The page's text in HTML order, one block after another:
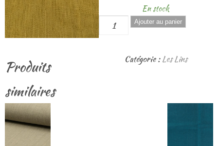
En stock
quantité
de
Propriano
Ajouter au panier
Catégorie :Les Lins
Produits
similaires